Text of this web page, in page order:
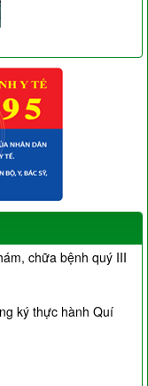
chữa bệnh quý III
ký thực hành Quí